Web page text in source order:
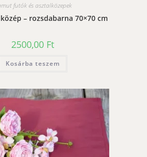
futók és asztalközepek
– rozsdabarna 70×70 cm
2500,00 Ft
Kosárba teszem